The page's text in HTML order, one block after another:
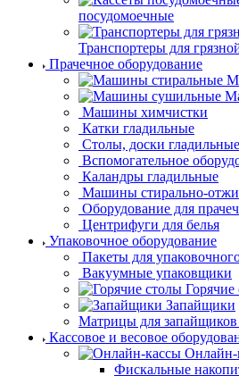
посудомоечные
Транспортеры для
Прачечное оборудование
Машины
гладильные
Вспомогательное
стирально-отжимные
Оборудование для
Упаковочное оборудование